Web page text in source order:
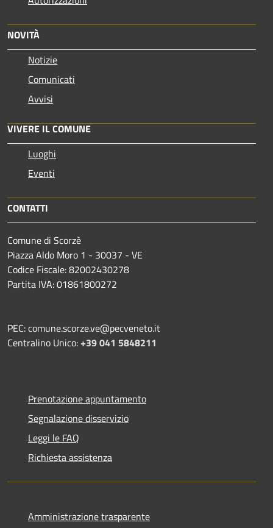
NOVITÀ
Notizie
Comunicati
Avvisi
VIVERE IL COMUNE
Luoghi
Eventi
CONTATTI
Comune di Scorzè
Piazza Aldo Moro 1 - 30037 - VE
Codice Fiscale: 82002430278
Partita IVA: 01861800272
PEC: comune.scorze.ve@pecveneto.it
Centralino Unico:+39 041 5848211
Prenotazione appuntamento
Segnalazione disservizio
Leggi le FAQ
Richiesta assistenza
Amministrazione trasparente